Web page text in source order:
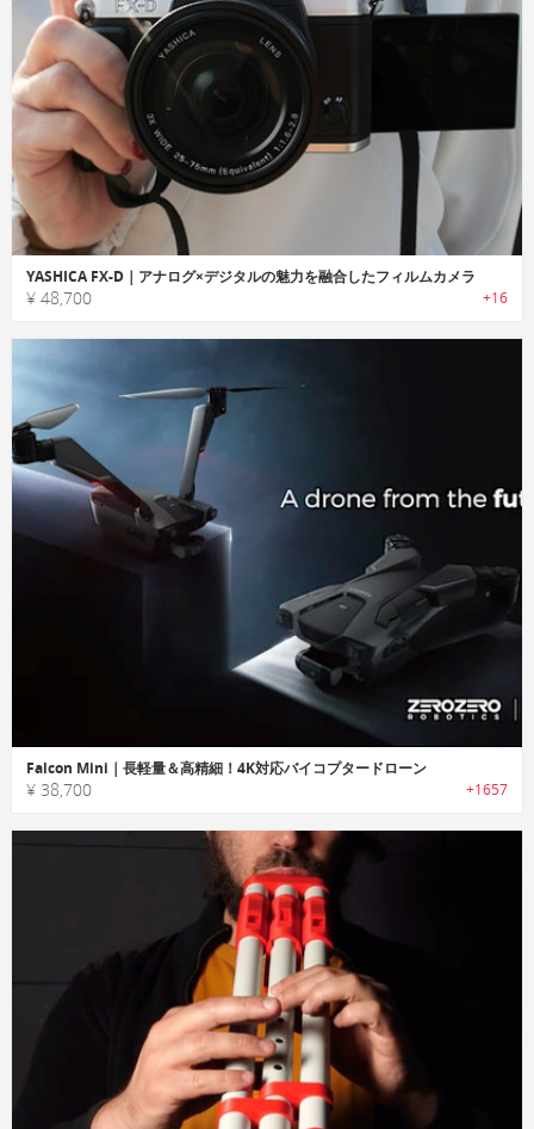
YASHICA FX-D｜アナログ×デジタルの魅力を融合したフィルムカメラ
¥ 48,700 +16
Falcon Mini｜長軽量＆高精細！4K対応バイコプタードローン
¥ 38,700 +1657